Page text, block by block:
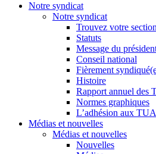
Notre syndicat
Notre syndicat
Trouvez votre
Statuts
Message du
Conseil national
Fièrement
Histoire
Rapport annuel des
Normes graphiques
L’adhésion aux
Médias et nouvelles
Médias et nouvelles
Nouvelles